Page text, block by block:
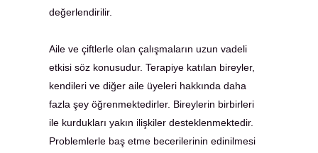
değerlendirilir.
Aile ve çiftlerle olan çalışmaların uzun vadeli
etkisi söz konusudur. Terapiye katılan bireyler,
kendileri ve diğer aile üyeleri hakkında daha
fazla şey öğrenmektedirler. Bireylerin birbirleri
ile kurdukları yakın ilişkiler desteklenmektedir.
Problemlerle baş etme becerilerinin edinilmesi